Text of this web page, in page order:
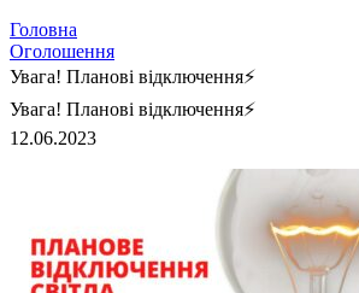
Головна
Оголошення
Увага! Планові відключення⚡️
Увага! Планові відключення⚡️
12.06.2023